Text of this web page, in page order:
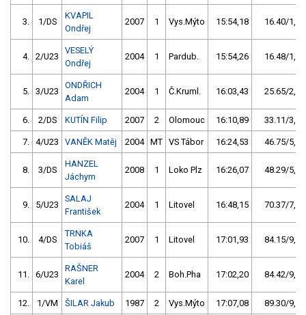
3. 1/DS
KVAPIL
Ondřej
2007 1 Vys.Mýto 15:54,18 16.40/1,7
4. 2/U23
VESELÝ
Ondřej
2004 1 Pardub. 15:54,26 16.48/1,8
5. 3/U23
ONDŘICH
Adam
2004 1 Č.Kruml. 16:03,43 25.65/2,7
6. 2/DS KUTÍN Filip 2007 2 Olomouc 16:10,89 33.11/3,5
7. 4/U23 VANĚK Matěj 2004 MT VS Tábor 16:24,53 46.75/5,0
8. 3/DS
HANZEL
Jáchym
2008 1 Loko Plz 16:26,07 48.29/5,1
9. 5/U23
SALAJ
František
2004 1 Litovel 16:48,15 70.37/7,5
10. 4/DS
TRNKA
Tobiáš
2007 1 Litovel 17:01,93 84.15/9,0
11. 6/U23
RAŠNER
Karel
2004 2 Boh.Pha 17:02,20 84.42/9,0
12. 1/VM ŠILAR Jakub 1987 2 Vys.Mýto 17:07,08 89.30/9,5